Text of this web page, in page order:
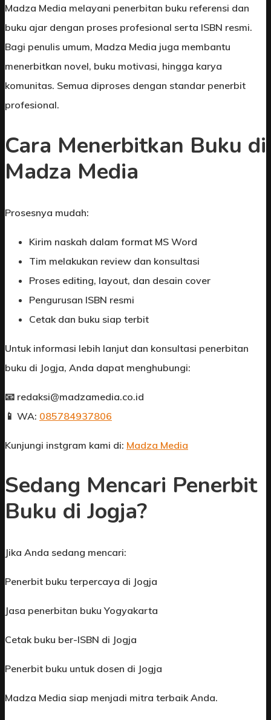
Madza Media melayani penerbitan buku referensi dan
buku ajar dengan proses profesional serta ISBN resmi.
Bagi penulis umum, Madza Media juga membantu
menerbitkan novel, buku motivasi, hingga karya
komunitas. Semua diproses dengan standar penerbit
profesional.
Cara Menerbitkan Buku di
Madza Media
Prosesnya mudah:
Kirim naskah dalam format MS Word
Tim melakukan review dan konsultasi
Proses editing, layout, dan desain cover
Pengurusan ISBN resmi
Cetak dan buku siap terbit
Untuk informasi lebih lanjut dan konsultasi penerbitan
buku di Jogja, Anda dapat menghubungi:
📧 redaksi@madzamedia.co.id
📱 WA: 085784937806
Kunjungi instgram kami di: Madza Media
Sedang Mencari Penerbit
Buku di Jogja?
Jika Anda sedang mencari:
Penerbit buku terpercaya di Jogja
Jasa penerbitan buku Yogyakarta
Cetak buku ber-ISBN di Jogja
Penerbit buku untuk dosen di Jogja
Madza Media siap menjadi mitra terbaik Anda.